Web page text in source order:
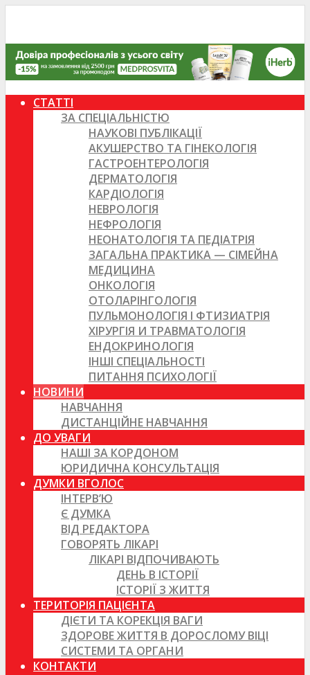
СТАТТІ
ЗА СПЕЦІАЛЬНІСТЮ
НАУКОВІ ПУБЛІКАЦІЇ
АКУШЕРСТВО ТА ГІНЕКОЛОГІЯ
ГАСТРОЕНТЕРОЛОГІЯ
ДЕРМАТОЛОГІЯ
КАРДІОЛОГІЯ
НЕВРОЛОГІЯ
НЕФРОЛОГІЯ
НЕОНАТОЛОГІЯ ТА ПЕДІАТРІЯ
ЗАГАЛЬНА ПРАКТИКА — СІМЕЙНА
МЕДИЦИНА
ОНКОЛОГІЯ
ОТОЛАРІНГОЛОГІЯ
ПУЛЬМОНОЛОГІЯ І ФТИЗИАТРІЯ
ХІРУРГІЯ И ТРАВМАТОЛОГІЯ
ЕНДОКРИНОЛОГІЯ
ІНШІ СПЕЦІАЛЬНОСТІ
ПИТАННЯ ПСИХОЛОГІЇ
НОВИНИ
НАВЧАННЯ
ДИСТАНЦІЙНЕ НАВЧАННЯ
ДО УВАГИ
НАШІ ЗА КОРДОНОМ
ЮРИДИЧНА КОНСУЛЬТАЦІЯ
ДУМКИ ВГОЛОС
ІНТЕРВ’Ю
Є ДУМКА
ВІД РЕДАКТОРА
ГОВОРЯТЬ ЛІКАРІ
ЛІКАРІ ВІДПОЧИВАЮТЬ
ДЕНЬ В ІСТОРІЇ
ІСТОРІЇ З ЖИТТЯ
ТЕРИТОРІЯ ПАЦІЄНТА
ДІЄТИ ТА КОРЕКЦІЯ ВАГИ
ЗДОРОВЕ ЖИТТЯ В ДОРОСЛОМУ ВІЦІ
СИСТЕМИ ТА ОРГАНИ
КОНТАКТИ